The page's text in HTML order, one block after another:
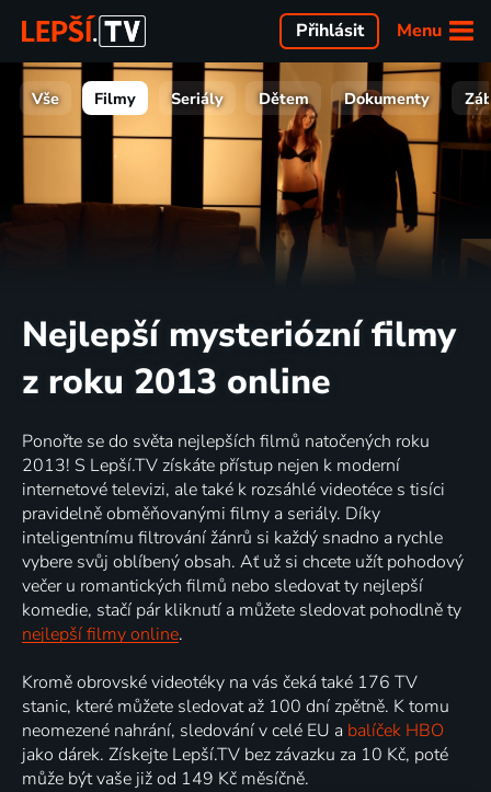
Menu
Přihlásit
Vše Filmy Seriály Dětem Dokumenty
Nejlepší mysteriózní filmy
z roku 2013 online
Ponořte se do světa nejlepších filmů natočených roku
2013! S Lepší.TV získáte přístup nejen k moderní
internetové televizi, ale také k rozsáhlé videotéce s tisíci
pravidelně obměňovanými filmy a seriály. Díky
inteligentnímu filtrování žánrů si každý snadno a rychle
vybere svůj oblíbený obsah. Ať už si chcete užít pohodový
večer u romantických filmů nebo sledovat ty nejlepší
komedie, stačí pár kliknutí a můžete sledovat pohodlně ty
nejlepší filmy online.
Kromě obrovské videotéky na vás čeká také 176 TV
stanic, které můžete sledovat až 100 dní zpětně. K tomu
neomezené nahrání, sledování v celé EU a balíček HBO
jako dárek. Získejte Lepší.TV bez závazku za 10 Kč, poté
může být vaše již od 149 Kč měsíčně.